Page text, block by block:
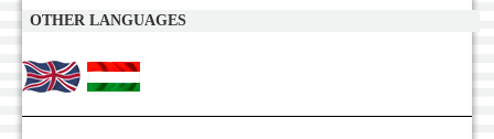
OTHER LANGUAGES